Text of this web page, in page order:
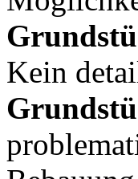
Kein